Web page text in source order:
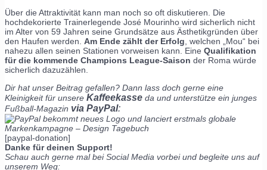
Über die Attraktivität kann man noch so oft diskutieren. Die
hochdekorierte Trainerlegende José Mourinho wird sicherlich nicht
im Alter von 59 Jahren seine Grundsätze aus Ästhetikgründen über
den Haufen werden. Am Ende zählt der Erfolg , welchen „Mou“ bei
nahezu allen seinen Stationen vorweisen kann. Eine Qualifikation
für die kommende Champions League-Saison der Roma würde
sicherlich dazuzählen.
Dir hat unser Beitrag gefallen? Dann lass doch gerne eine
Kleinigkeit für unsere Kaffeekasse da und unterstütze ein junges
Fußball-Magazin via PayPal:
[paypal-donation]
Danke für deinen Support!
Schau auch gerne mal bei Social Media vorbei und begleite uns auf
unserem Weg: